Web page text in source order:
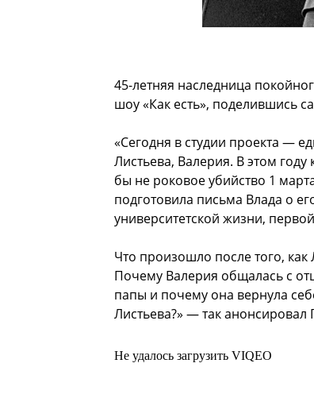
45-летняя наследница
шоу «Как есть», поделившись
«Сегодня в студии проекта —
Листьева, Валерия. В этом
бы не роковое убийство 1
подготовила письма Влада о
университетской жизни,
Что произошло после того,
Почему Валерия общалась с
папы и почему она вернула
Листьева?» — так
Не удалось загрузить VIQEO